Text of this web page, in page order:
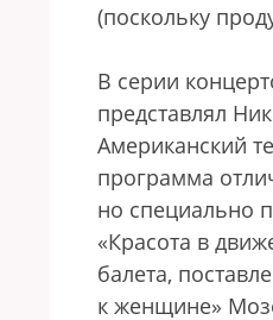
(поскольку
В серии
представлял
Американский
программа
но специально
«Красота в
балета,
к женщине»